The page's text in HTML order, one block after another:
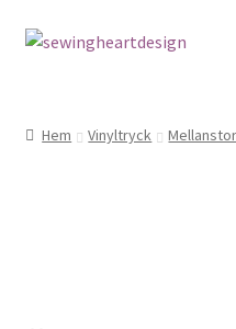
Hoppa
Hoppa
Hem Vinyltryck